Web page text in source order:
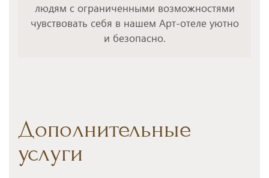
людям с ограниченными возможностями
чувствовать себя в нашем Арт-отеле уютно
и безопасно.
Дополнительные
услуги